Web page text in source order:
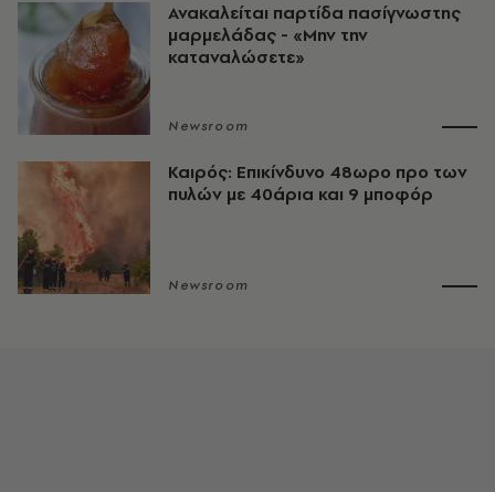
Ανακαλείται παρτίδα πασίγνωστης
μαρμελάδας - «Μην την
καταναλώσετε»
Newsroom
Καιρός: Επικίνδυνο 48ωρο προ των
πυλών με 40άρια και 9 μποφόρ
Newsroom